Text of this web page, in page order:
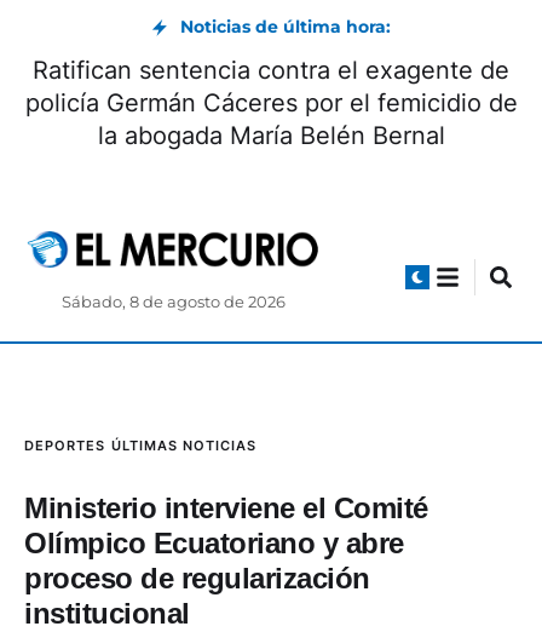
Noticias de última hora:
Ratifican sentencia contra el exagente de
policía Germán Cáceres por el femicidio de
la abogada María Belén Bernal
Sábado, 8 de agosto de 2026
DEPORTES ÚLTIMAS NOTICIAS
Ministerio interviene el Comité
Olímpico Ecuatoriano y abre
proceso de regularización
institucional